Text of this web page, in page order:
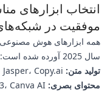
انتخاب ابزارهای
موفقیت در
همه ابزارهای هوش مصنوعی
سال 2025 آورده شده است:
تولید متن:
محتوای بصری: